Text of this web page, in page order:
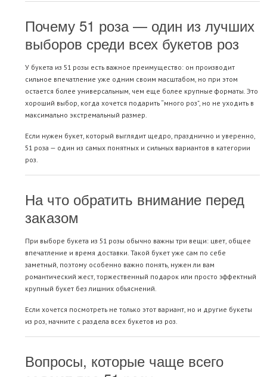
Почему 51 роза — один из лучших
выборов среди всех букетов роз
У букета из 51 розы есть важное преимущество: он производит
сильное впечатление уже одним своим масштабом, но при этом
остается более универсальным, чем еще более крупные форматы. Это
хороший выбор, когда хочется подарить “много роз”, но не уходить в
максимально экстремальный размер.
Если нужен букет, который выглядит щедро, празднично и уверенно,
51 роза — один из самых понятных и сильных вариантов в категории
роз.
На что обратить внимание перед
заказом
При выборе букета из 51 розы обычно важны три вещи: цвет, общее
впечатление и время доставки. Такой букет уже сам по себе
заметный, поэтому особенно важно понять, нужен ли вам
романтический жест, торжественный подарок или просто эффектный
крупный букет без лишних объяснений.
Если хочется посмотреть не только этот вариант, но и другие букеты
из роз, начните с раздела всех букетов из роз.
Вопросы, которые чаще всего